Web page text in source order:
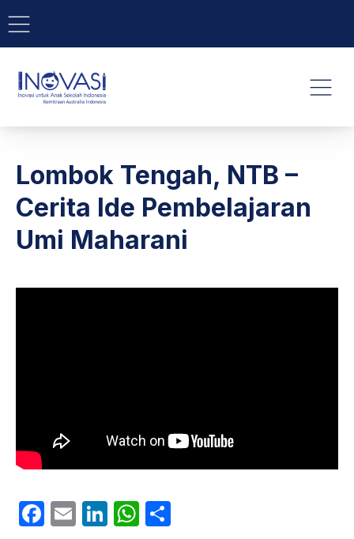
BAR NAVIGATION
INOVASI - Untuk Anak
Lombok Tengah, NTB –
Cerita Ide Pembelajaran
Umi Maharani
Facebook
EmailLinkedIn
WhatsApp